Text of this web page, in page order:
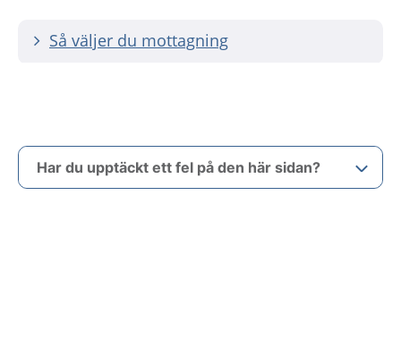
Så väljer du mottagning
Har du upptäckt ett fel på den här sidan?